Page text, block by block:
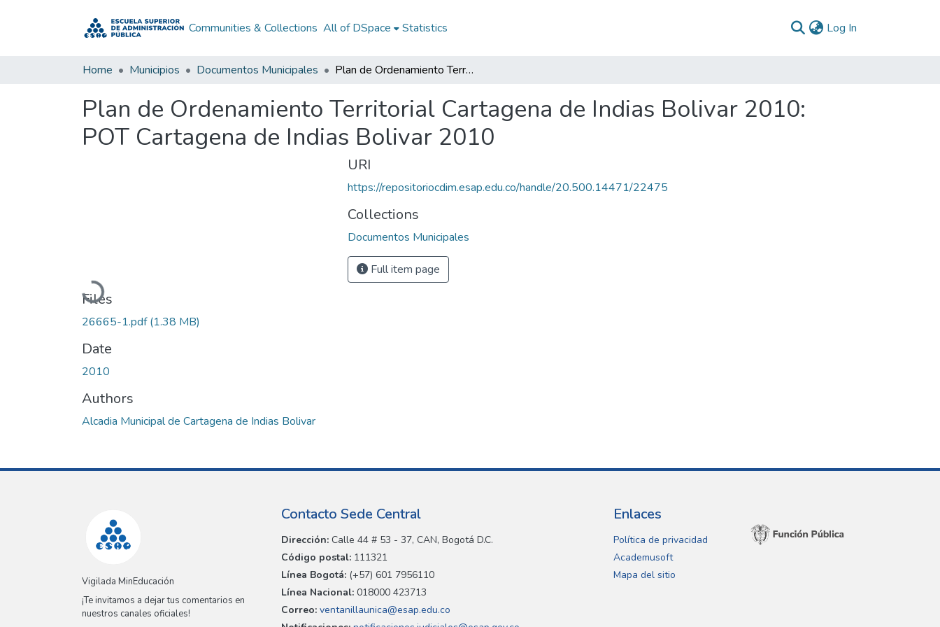
Communities & Collections All of DSpace Statistics Log In
Home Municipios Documentos Municipales Plan de Ordenamiento Territorial Cartagena de Indias Bolivar 2010: POT Cartagena de Indias Bolivar 2010
Plan de Ordenamiento Territorial Cartagena de Indias Bolivar 2010:
POT Cartagena de Indias Bolivar 2010
Loading...
Files
26665-1.pdf(1.38 MB)
Date
2010
Authors
Alcadia Municipal de Cartagena de Indias Bolivar
URI
https://repositoriocdim.esap.edu.co/handle/20.500.14471/22475
Collections
Documentos Municipales
Full item page
Vigilada MinEducación
¡Te invitamos a dejar tus comentarios en
nuestros canales oficiales!
Contacto Sede Central
Dirección: Calle 44 # 53 - 37, CAN, Bogotá D.C.
Código postal: 111321
Línea Bogotá: (+57) 601 7956110
Línea Nacional: 018000 423713
Correo: ventanillaunica@esap.edu.co
Enlaces
Política de privacidad
Academusoft
Mapa del sitio